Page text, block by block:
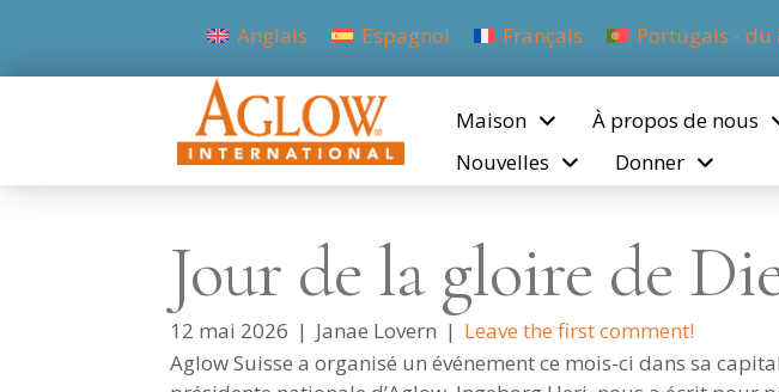
Anglais Espagnol Français Portugais - du
Maison À propos de nous
Nouvelles
Donner
Jour de la gloire de
12 mai 2026 | Janae Lovern | Leave the first comment!
Aglow Suisse a organisé un événement ce mois-ci dans sa